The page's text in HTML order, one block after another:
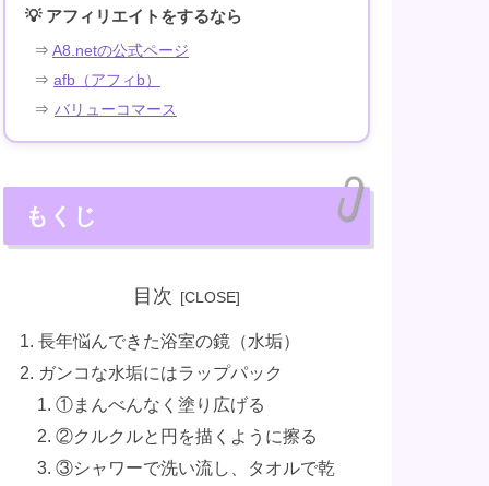
💡 アフィリエイトをするなら
⇒ A8.netの公式ページ
⇒ afb（アフィb）
⇒ バリューコマース
もくじ
目次
長年悩んできた浴室の鏡（水垢）
ガンコな水垢にはラップパック
①まんべんなく塗り広げる
②クルクルと円を描くように擦る
③シャワーで洗い流し、タオルで乾